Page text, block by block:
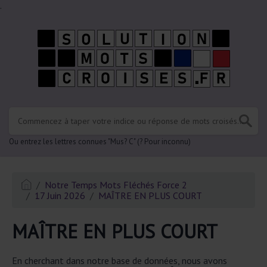
.
Ou entrez les lettres connues "Mus? C" (? Pour inconnu)
Notre Temps Mots Fléchés Force 2
17 Juin 2026
MAÎTRE EN PLUS COURT
MAÎTRE EN PLUS COURT
En cherchant dans notre base de données, nous avons